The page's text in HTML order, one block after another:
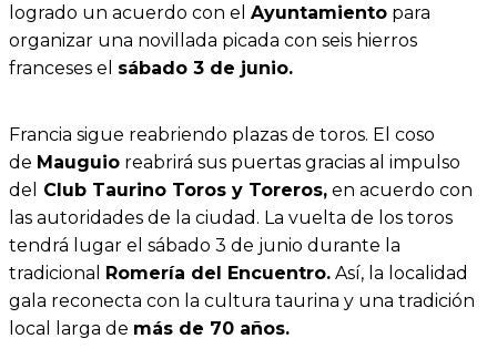
logrado un acuerdo con el Ayuntamiento para
organizar una novillada picada con seis hierros
franceses el sábado 3 de junio.
Francia sigue reabriendo plazas de toros. El coso
de Mauguio reabrirá sus puertas gracias al impulso
del
Club Taurino Toros y Toreros, en acuerdo con
las autoridades de la ciudad. La vuelta de los toros
tendrá lugar el sábado 3 de junio durante la
tradicional Romería del Encuentro. Así, la localidad
gala reconecta con la cultura taurina y una tradición
local larga de más de 70 años.